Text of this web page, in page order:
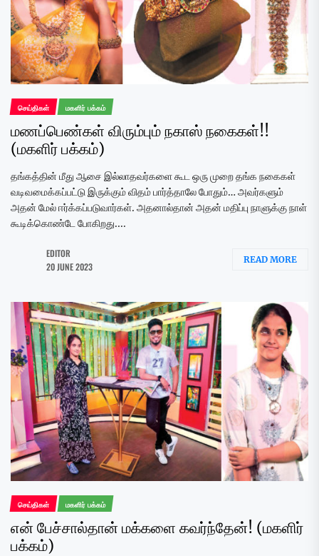
செய்திகள் மகளிர் பக்கம்
மணப்பெண்கள் விரும்பும் நகாஸ் நகைகள்!!
(மகளிர் பக்கம்)
தங்கத்தின் மீது ஆசை இல்லாதவர்களை கூட ஒரு முறை தங்க நகைகள்
வடிவமைக்கப்பட்டு இருக்கும் விதம் பார்த்தாலே போதும்… அவர்களும்
அதன் மேல் ஈர்க்கப்படுவார்கள். அதனால்தான் அதன் மதிப்பு நாளுக்கு நாள்
கூடிக்கொண்டே போகிறது....
EDITOR
20 JUNE 2023
READ MORE
செய்திகள் மகளிர் பக்கம்
என் பேச்சால்தான் மக்களை கவர்ந்தேன்! (மகளிர்
பக்கம்)